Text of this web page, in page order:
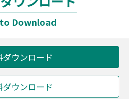
Download
ダウンロード
ダウンロード